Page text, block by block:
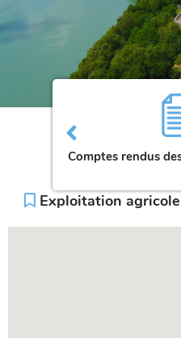
Comptes rendus
Exploitation agricole